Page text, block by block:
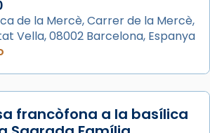
de Barcelona
santes Juliana i
verges i màrtirs.
de la Mercè, Carrer de la Mercè,
Vella, 08002 Barcelona, Espanya
francòfona a la basílica